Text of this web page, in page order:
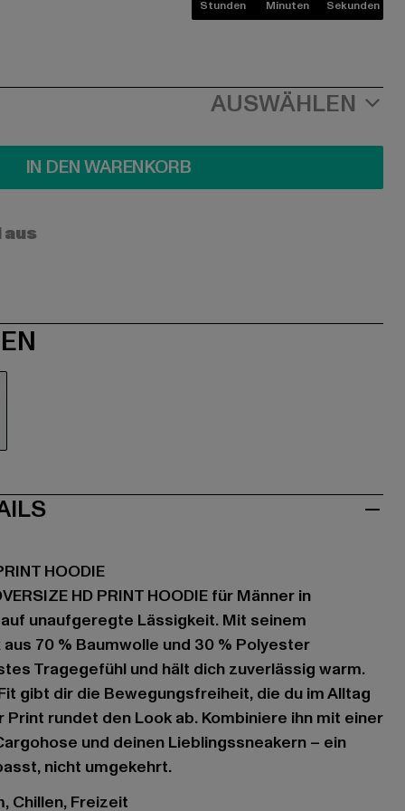
Stunden Minuten Sekunden
AUSWÄHLEN
IN DEN WARENKORB
HOODIE
HD PRINT HOODIE für Männer in
unaufgeregte Lässigkeit. Mit seinem
70 % Baumwolle und 30 % Polyester
Tragegefühl und hält dich zuverlässig warm.
gibt dir die Bewegungsfreiheit, die du im Alltag
rundet den Look ab. Kombiniere ihn mit einer
und deinen Lieblingssneakern – ein
nicht umgekehrt.
Chillen, Freizeit